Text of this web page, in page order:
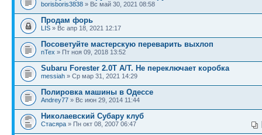
borisboris3838 » Вс май 30, 2021 08:58
Продам форь
LIS » Вс апр 18, 2021 12:17
Посоветуйте мастерскую переварить выхлоп
nTex » Пт ноя 09, 2018 13:52
Subaru Forester 2.0T A/T. Не переключает коробка
messiah » Ср мар 31, 2021 14:29
Полировка машины в Одессе
Andrey77 » Вс июн 29, 2014 11:44
Николаевский Субару клуб
Стасяра » Пн окт 08, 2007 06:47